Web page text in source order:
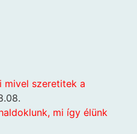
mivel szeretitek a
mi így élünk